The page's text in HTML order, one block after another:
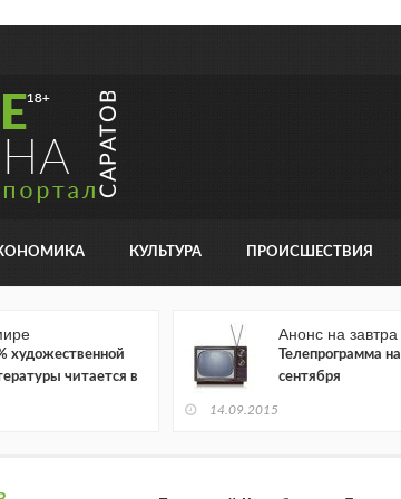
КУЛЬТУРА ПРОИСШЕСТВИЯ
художественной
читается в
Анонс на завтра
Телепрограмма
сентября
14.09.2015